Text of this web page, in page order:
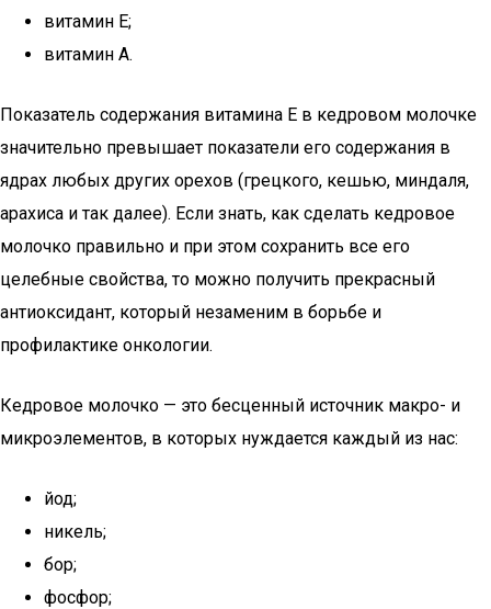
витамин Е;
витамин А.
Показатель содержания витамина Е в кедровом молочке
значительно превышает показатели его содержания в
ядрах любых других орехов (грецкого, кешью, миндаля,
арахиса и так далее). Если знать, как сделать кедровое
молочко правильно и при этом сохранить все его
целебные свойства, то можно получить прекрасный
антиоксидант, который незаменим в борьбе и
профилактике онкологии.
Кедровое молочко — это бесценный источник макро- и
микроэлементов, в которых нуждается каждый из нас:
йод;
никель;
бор;
фосфор;